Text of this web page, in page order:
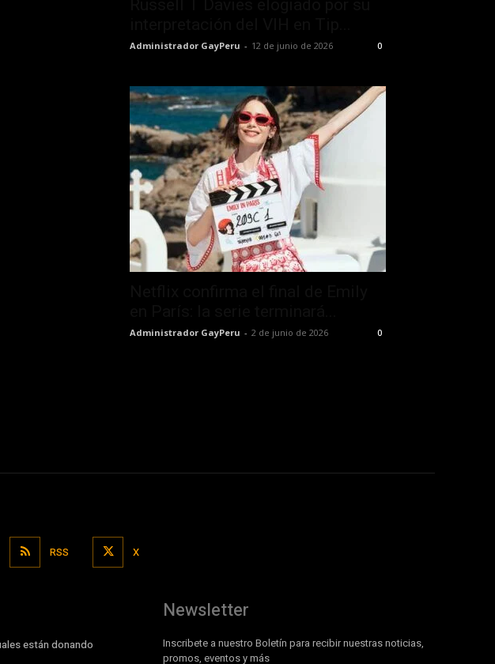
Administrador GayPeru - 12 de junio de 2026 0
Administrador GayPeru - 2 de junio de 2026 0
RSS X
están donando
Newsletter
Inscribete a nuestro Boletín para recibir nuestras noticias,
promos, eventos y más